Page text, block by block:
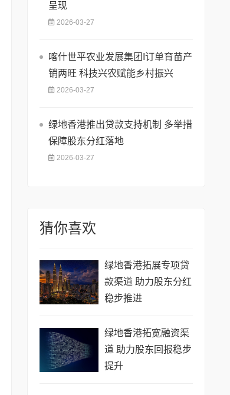
呈现
2026-03-27
喀什世平农业发展集团I订单育苗产
销两旺 科技兴农赋能乡村振兴
2026-03-27
绿地香港推出贷款支持机制 多举措
保障股东分红落地
2026-03-27
猜你喜欢
绿地香港拓展专项贷
款渠道 助力股东分红
稳步推进
绿地香港拓宽融资渠
道 助力股东回报稳步
提升